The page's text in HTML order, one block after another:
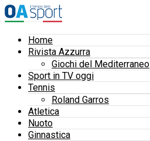
Home
Rivista Azzurra
Giochi del Mediterraneo
Sport in TV oggi
Tennis
Roland Garros
Atletica
Nuoto
Ginnastica